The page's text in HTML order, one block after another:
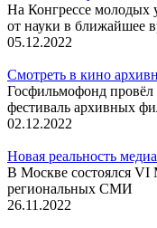
На Конгрессе молодых
от науки в ближайшее
05.12.2022
Смотреть в кино
Госфильмофонд
фестиваль архивных
02.12.2022
Новая реальность
В Москве состоялся VI
региональных СМИ
26.11.2022